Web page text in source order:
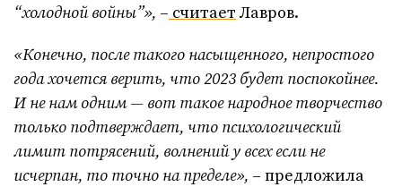
“холодной войны”», – считает Лавров.
«Конечно, после такого насыщенного, непростого
года хочется верить, что 2023 будет поспокойнее.
И не нам одним — вот такое народное творчество
только подтверждает, что психологический
лимит потрясений, волнений у всех если не
исчерпан, то точно на пределе», – предложила